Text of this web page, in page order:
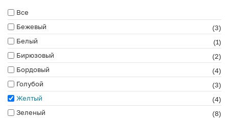
Все
Бежевый
(3)
Белый
(1)
Бирюзовый
(2)
Бордовый
(4)
Голубой
(3)
Желтый
(4)
Зеленый
(8)